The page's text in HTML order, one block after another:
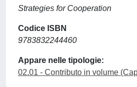
Strategies for Cooperation
Codice ISBN
9783832244460
Appare nelle tipologie:
02.01 - Contributo in volume